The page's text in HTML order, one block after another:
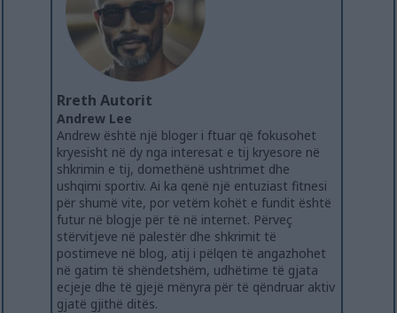
Rreth Autorit
Andrew Lee
Andrew është një bloger i ftuar që fokusohet
kryesisht në dy nga interesat e tij kryesore në
shkrimin e tij, domethënë ushtrimet dhe
ushqimi sportiv. Ai ka qenë një entuziast fitnesi
për shumë vite, por vetëm kohët e fundit është
futur në blogje për të në internet. Përveç
stërvitjeve në palestër dhe shkrimit të
postimeve në blog, atij i pëlqen të angazhohet
në gatim të shëndetshëm, udhëtime të gjata
ecjeje dhe të gjejë mënyra për të qëndruar aktiv
gjatë gjithë ditës.